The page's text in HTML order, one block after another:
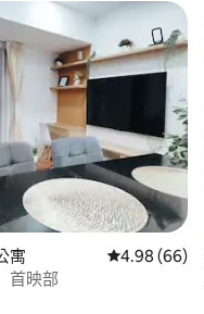
評分（滿分 5 分）
寓 從 66 則評價
4.98 (66)
首映部